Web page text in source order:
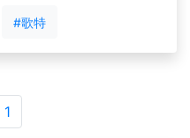
#歌特
1